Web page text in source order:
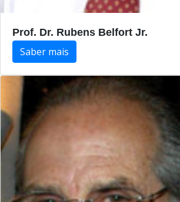
Prof. Dr. Rubens Belfort Jr.
Saber mais